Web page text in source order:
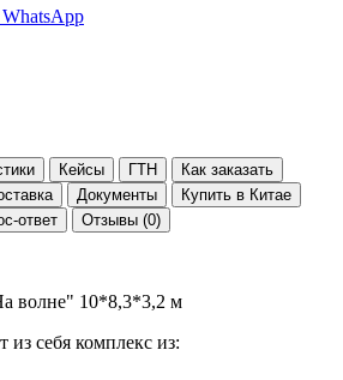
WhatsApp
Кейсы ГТН
Как заказать
Документы
Купить в Китае
ответ Отзывы (0)
волне" 10*8,3*3,2 м
из себя комплекс из: